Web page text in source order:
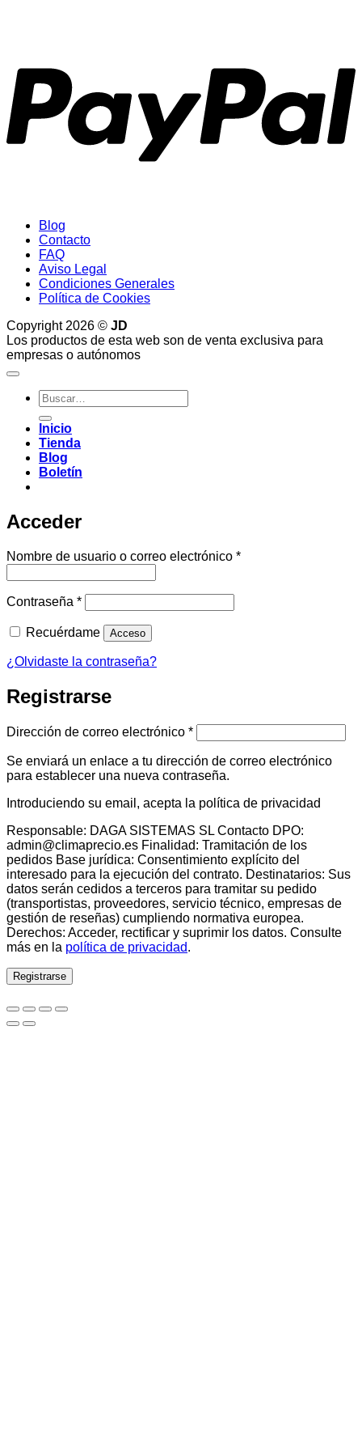
Blog
Contacto
FAQ
Aviso Legal
Condiciones Generales
Política de Cookies
Copyright 2026 © JD
Los productos de esta web son de venta exclusiva para
empresas o autónomos
Buscar
por:
Inicio
Tienda
Blog
Boletín
Acceder
Nombre de usuario o correo electrónico *Obligatorio
Contraseña *Obligatorio
Recuérdame Acceso
¿Olvidaste la contraseña?
Registrarse
Dirección de correo electrónico *Obligatorio
Se enviará un enlace a tu dirección de correo electrónico
para establecer una nueva contraseña.
Introduciendo su email, acepta la política de privacidad
Responsable: DAGA SISTEMAS SL Contacto DPO:
admin@climaprecio.es Finalidad: Tramitación de los
pedidos Base jurídica: Consentimiento explícito del
interesado para la ejecución del contrato. Destinatarios: Sus
datos serán cedidos a terceros para tramitar su pedido
(transportistas, proveedores, servicio técnico, empresas de
gestión de reseñas) cumpliendo normativa europea.
Derechos: Acceder, rectificar y suprimir los datos. Consulte
más en la política de privacidad.
Registrarse